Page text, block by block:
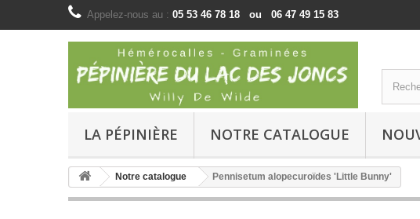
Appelez-nous au : 05 53 46 78 18 ou 06 47 49 15 83
LA PÉPINIÈRE NOTRE CATALOGUE
Notre catalogue Pennisetum alopecuroïdes 'Little Bunny'